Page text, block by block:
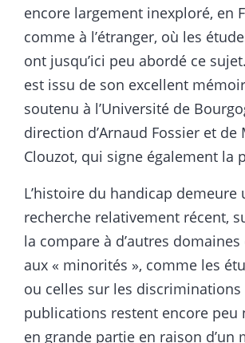
encore largement inexploré, en
comme à l’étranger, où les
ont jusqu’ici peu abordé ce
est issu de son excellent
soutenu à l’Université de
direction d’Arnaud Fossier et de
Clouzot, qui signe également la
L’histoire du handicap demeure
recherche relativement récent,
la compare à d’autres domaines
aux « minorités », comme les
ou celles sur les discriminations
publications restent encore peu
en grande partie en raison d’un